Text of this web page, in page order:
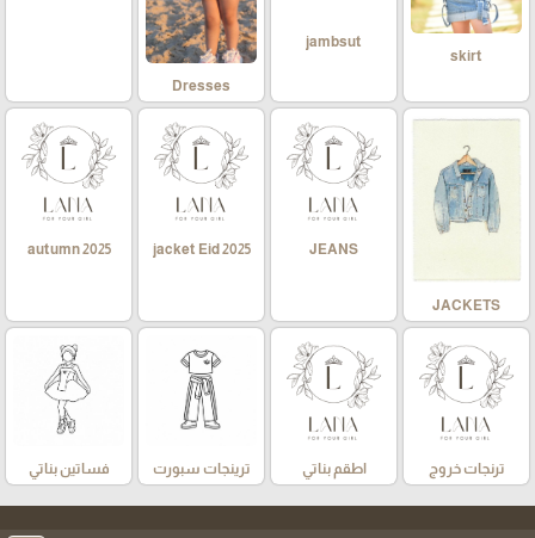
skirt
jambsut
Dresses
JACKETS
JEANS
jacket Eid 2025
autumn 2025
ترنجات خروج اطقم بناتي ترينجات سبورت فساتين بناتي